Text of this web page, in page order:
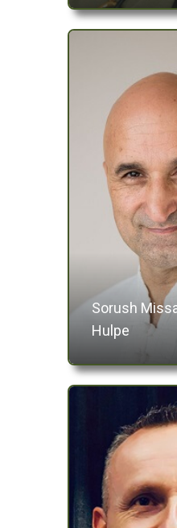
Sorush
Hulpe